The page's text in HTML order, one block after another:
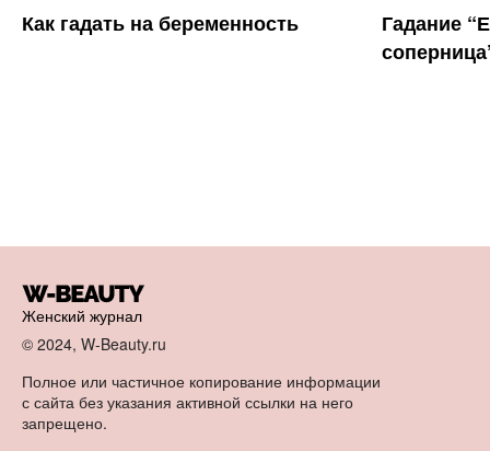
Как гадать на беременность
Гадание
Женский журнал
© 2024, W-Beauty.ru
Полное или частичное копирование информации
с сайта без указания активной ссылки на него
запрещено.